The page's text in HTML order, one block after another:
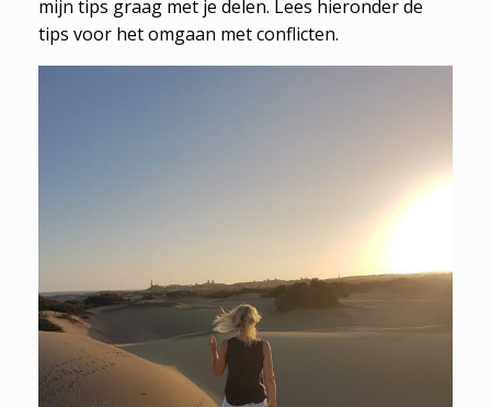
mijn tips graag met je delen. Lees hieronder de
tips voor het omgaan met conflicten.